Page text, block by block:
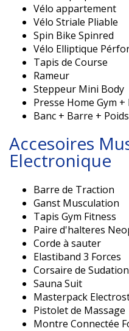
Vélo appartement
Vélo Striale Pliable
Spin Bike Spinred
Vélo Elliptique
Tapis de Course
Rameur
Steppeur Mini Body
Presse Home Gym
Banc + Barre +
Accesoires
Electronique
Barre de Traction
Ganst Musculation
Tapis Gym Fitness
Paire d'halteres
Corde à sauter
Elastiband 3 Forces
Corsaire de Sudation
Sauna Suit
Masterpack
Pistolet de Massage
Montre Connectée